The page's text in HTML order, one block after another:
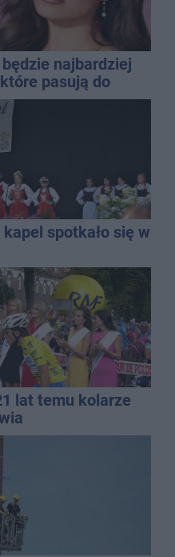
najbardziej
pasują do
spotkało się w
lat temu kolarze